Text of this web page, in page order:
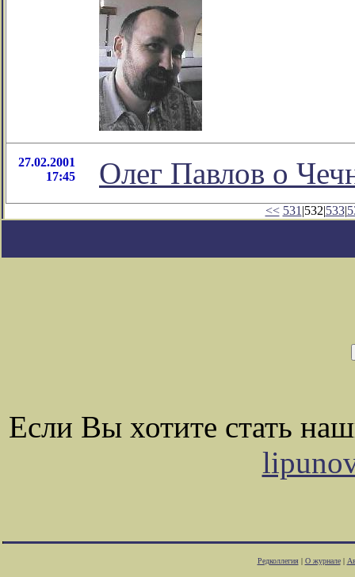
27.02.2001
17:45
Олег Павлов о
<< 531 |532|533|
Если Вы хотите стать
Редколлегия| О журнале|